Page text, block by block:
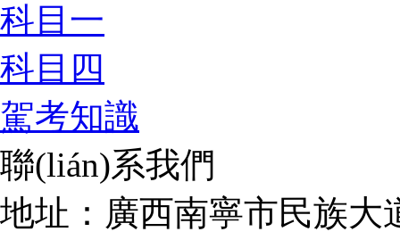
科目一
科目四
駕考知識
聯(lián)系我們
地址：廣西南寧市民族大